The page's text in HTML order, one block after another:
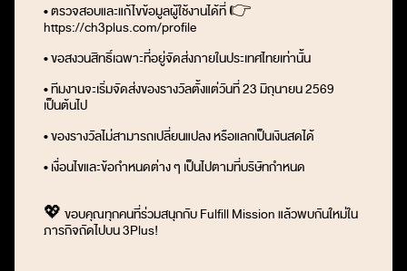
• ตรวจสอบและแก้ไขข้อมูลผู้ใช้งานได้ที่ 👉
https://ch3plus.com/profile
• ขอสงวนสิทธิ์เฉพาะที่อยู่จัดส่งภายในประเทศไทยเท่านั้น
• ทีมงานจะเริ่มจัดส่งของรางวัลตั้งแต่วันที่ 23 มิถุนายน 2569
เป็นต้นไป
• ของรางวัลไม่สามารถเปลี่ยนแปลง หรือแลกเป็นเงินสดได้
• เงื่อนไขและข้อกำหนดต่าง ๆ เป็นไปตามที่บริษัทกำหนด
💖 ขอบคุณทุกคนที่ร่วมสนุกกับ Fulfill Mission แล้วพบกันใหม่ใน
ภารกิจถัดไปบน 3Plus!